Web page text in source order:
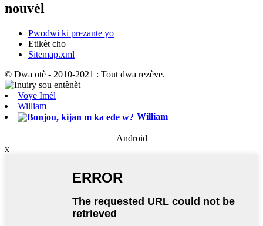
nouvèl
Pwodwi ki prezante yo
Etikèt cho
Sitemap.xml
© Dwa otè - 2010-2021 : Tout dwa rezève.
Voye Imèl
William
William
Android
x